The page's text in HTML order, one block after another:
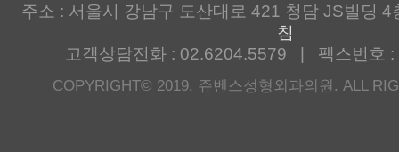
주소 : 서울시 강남구 도산대로 421 청담 JS빌딩
침
고객상담전화 : 02.6204.5579 | 팩스번호 :
COPYRIGHT© 2019. 쥬벤스성형외과의원. ALL